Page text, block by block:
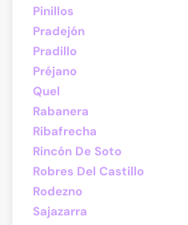
Pinillos
Pradejón
Pradillo
Préjano
Quel
Rabanera
Ribafrecha
Rincón De Soto
Robres Del Castillo
Rodezno
Sajazarra